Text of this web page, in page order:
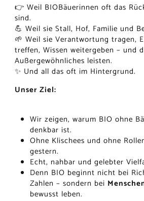
👉 Weil BIOBäuerinnen oft das
sind.
💪 Weil sie Stall, Hof, Familie und
🌱 Weil sie Verantwortung tragen,
treffen, Wissen weitergeben – und
Außergewöhnliches leisten.
✨ Und all das oft im Hintergrund.
Unser Ziel:
Wir zeigen, warum BIO ohne
denkbar ist.
Ohne Klischees und ohne
gestern.
Echt, nahbar und gelebter
Denn BIO beginnt nicht bei
Zahlen – sondern bei
bewusst leben.